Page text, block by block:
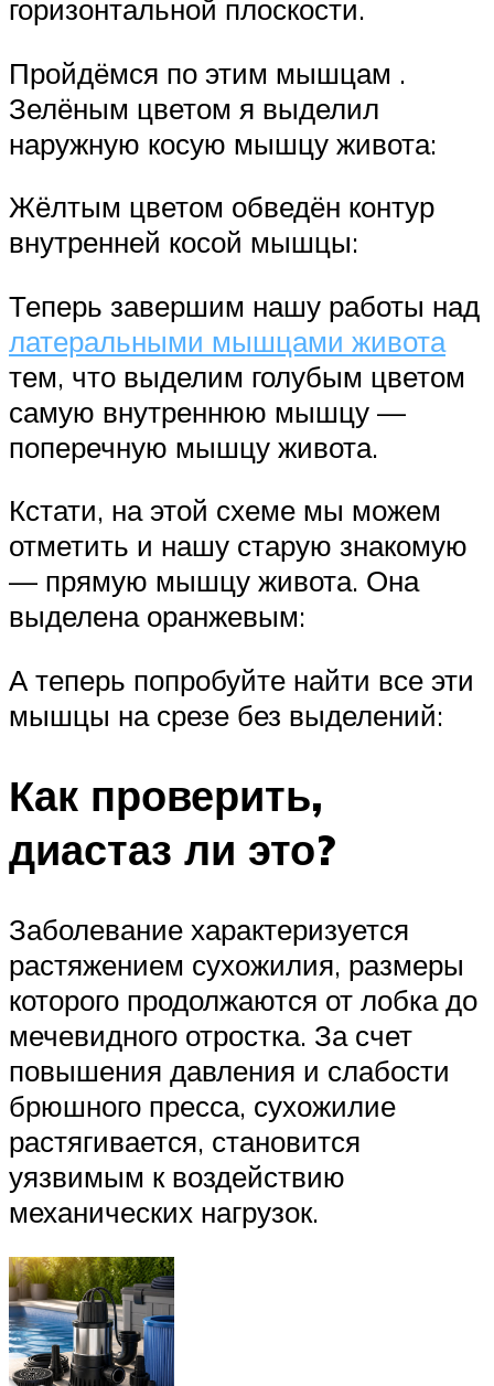
горизонтальной плоскости.
Пройдёмся по этим мышцам .
Зелёным цветом я выделил
наружную косую мышцу живота:
Жёлтым цветом обведён контур
внутренней косой мышцы:
Теперь завершим нашу работы над
латеральными мышцами живота
тем, что выделим голубым цветом
самую внутреннюю мышцу —
поперечную мышцу живота.
Кстати, на этой схеме мы можем
отметить и нашу старую знакомую
— прямую мышцу живота. Она
выделена оранжевым:
А теперь попробуйте найти все эти
мышцы на срезе без выделений:
Как проверить,
диастаз ли это?
Заболевание характеризуется
растяжением сухожилия, размеры
которого продолжаются от лобка до
мечевидного отростка. За счет
повышения давления и слабости
брюшного пресса, сухожилие
растягивается, становится
уязвимым к воздействию
механических нагрузок.